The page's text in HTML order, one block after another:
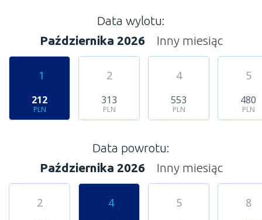
Data wylotu:
Października 2026
Inny miesiąc
1
212
PLN
2
313
PLN
4
553
PLN
5
480
PLN
Data powrotu:
Października 2026
Inny miesiąc
2 4 5 8